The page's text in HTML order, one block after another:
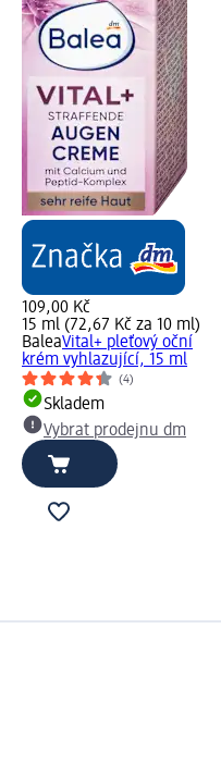
109,00 Kč
15 ml (72,67 Kč za 10 ml)
BaleaVital+ pleťový oční
krém vyhlazující, 15 ml
(4)
Skladem
Vybrat prodejnu dm